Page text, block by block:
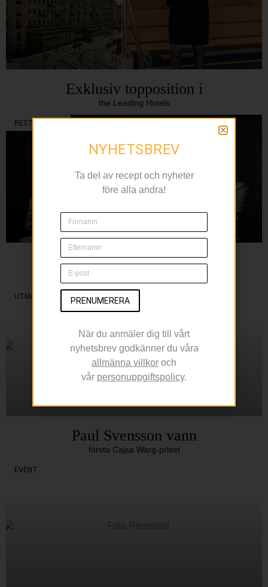
Exklusiv topposition i
the Leading Hotels
RESTAURANG
L’Avventura bjuder in
UTMÄRKELSER
Paul Svensson vann
första Cajsa Warg-priset
EVENT
NYHETSBREV
Ta del av recept och nyheter
före alla andra!
PRENUMERERA
När du anmäler dig till vårt
nyhetsbrev godkänner du våra
allmänna villkor och
vår personuppgiftspolicy.